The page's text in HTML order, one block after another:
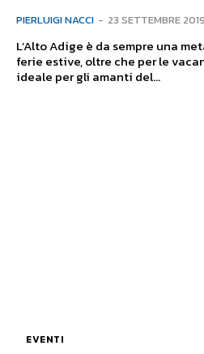
PIERLUIGI NACCI - 23 SETTEMBRE 2019
L’Alto Adige è da sempre una
ferie estive, oltre che per le
ideale per gli amanti del...
EVENTI